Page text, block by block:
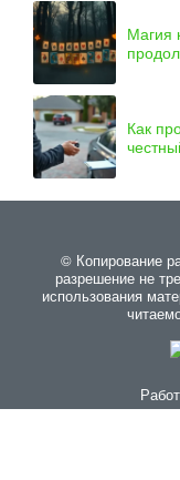
Магия
Как
© Копирование
разрешение не
использования